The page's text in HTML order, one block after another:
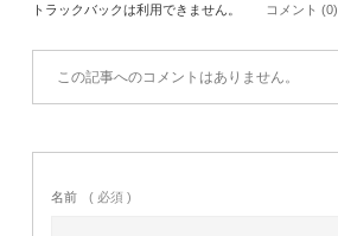
トラックバックは利用できません。 コメント (0)
この記事へのコメントはありません。
名前 ( 必須 )